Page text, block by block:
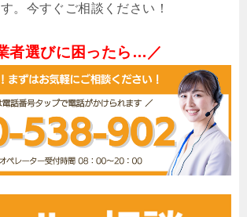
。今すぐご相談ください！
者選びに困ったら…／